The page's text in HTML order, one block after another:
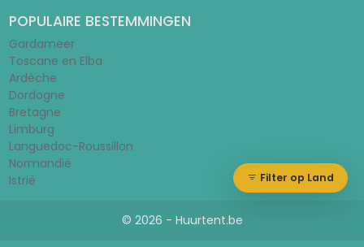
Filter op Land
POPULAIRE BESTEMMINGEN
Gardameer
Toscane en Elba
Ardèche
Dordogne
Bretagne
Limburg
Languedoc-Roussillon
Normandië
Istrië
© 2026 - Huurtent.be